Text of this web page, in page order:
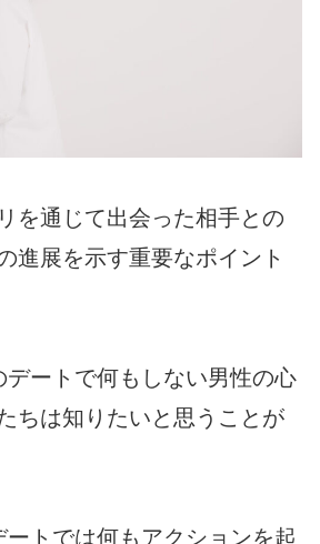
を通じて出会った相手との
進展を示す重要なポイント
デートで何もしない男性の心
ちは知りたいと思うことが
トでは何もアクションを起